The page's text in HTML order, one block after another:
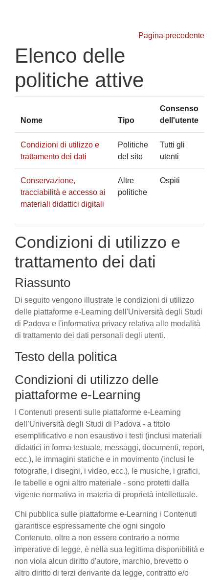
Pagina precedente
Elenco delle
politiche attive
Nome Tipo
Consenso
dell'utente
Condizioni di utilizzo e
trattamento dei dati
Politiche
del sito
Tutti gli
utenti
Conservazione,
tracciabilità e accesso ai
materiali didattici digitali
Altre
politiche
Ospiti
Condizioni di utilizzo e
trattamento dei dati
Riassunto
Di seguito vengono illustrate le condizioni di utilizzo
delle piattaforme e-Learning dell'Università degli Studi
di Padova e l'informativa privacy relativa alle modalità
di trattamento dei dati personali degli utenti.
Testo della politica
Condizioni di utilizzo delle
piattaforme e-Learning
I Contenuti presenti sulle piattaforme e-Learning
dell’Università degli Studi di Padova - a titolo
esemplificativo e non esaustivo i testi (inclusi materiali
didattici in forma testuale, messaggi, documenti, report,
ecc.), le immagini statiche e in movimento (inclusi le
fotografie, i disegni, i video, ecc.), le musiche, i grafici,
le tabelle e ogni altro materiale - sono protetti dalla
vigente normativa in materia di proprietà intellettuale.
Chi pubblica sulle piattaforme e-Learning i Contenuti
garantisce espressamente che ogni singolo
Contenuto, oltre a non essere contrario a norme
imperative di legge, è nella sua legittima disponibilità e
non viola alcun diritto d'autore, marchio, brevetto o
altro diritto di terzi derivante da legge, contratto e/o